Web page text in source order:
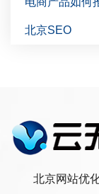
北京SEO
北京网站优